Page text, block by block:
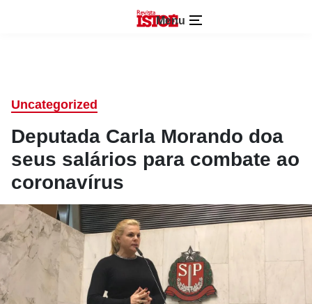
Menu
Uncategorized
Deputada Carla Morando doa
seus salários para combate ao
coronavírus